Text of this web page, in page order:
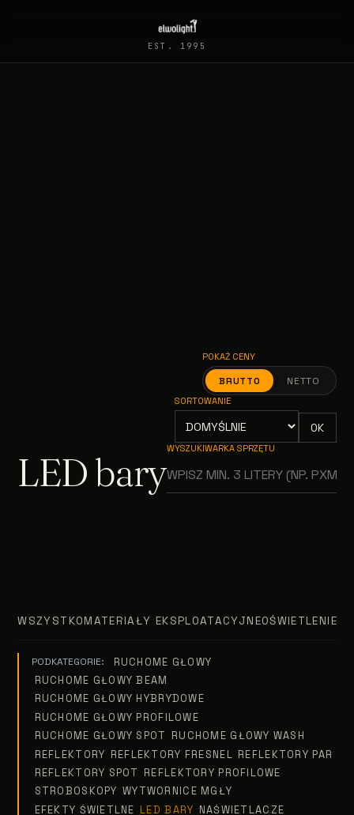
EST. 1995
LED bary
POKAŻ CENY
BRUTTO NETTO
SORTOWANIE
OK
WYSZUKIWARKA SPRZĘTU
WSZYSTKOMATERIAŁY EKSPLOATACYJNEOŚWIETLENIE
PODKATEGORIE:
RUCHOME GŁOWY
RUCHOME GŁOWY BEAM
RUCHOME GŁOWY HYBRYDOWE
RUCHOME GŁOWY PROFILOWE
RUCHOME GŁOWY SPOT RUCHOME GŁOWY WASH
REFLEKTORY REFLEKTORY FRESNEL REFLEKTORY PAR
REFLEKTORY SPOT REFLEKTORY PROFILOWE
STROBOSKOPY WYTWORNICE MGŁY
EFEKTY ŚWIETLNE LED BARY NAŚWIETLACZE